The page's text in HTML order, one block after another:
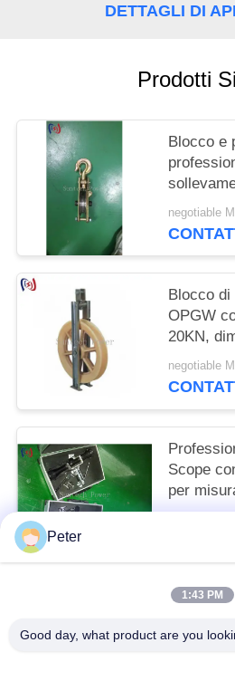
DETTAGLI DI
Prodotti
Blocco e
carico
progetti
negotiable
Blocco
OPGW
20KN,
non
negotiable
Scope
per
e
Peter
1:43 PM
Good day, what product are you